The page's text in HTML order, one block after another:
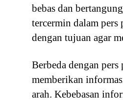
bebas dan
tercermin dalam pers
dengan tujuan agar
Berbeda dengan
memberikan
arah. Kebebasan